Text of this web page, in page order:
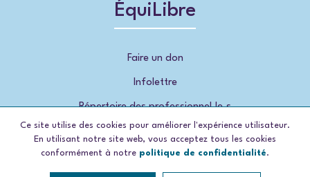
ÉquiLibre
Faire un don
Infolettre
Répertoire des professionnel.le.s
Ce site utilise des cookies pour améliorer l'expérience utilisateur.
En utilisant notre site web, vous acceptez tous les cookies
conformément à notre politique de confidentialité.